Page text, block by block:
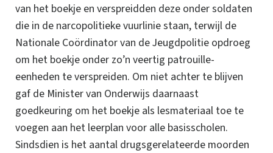
van het boekje en verspreidden deze onder soldaten
die in de narcopolitieke vuurlinie staan, terwijl de
Nationale Coördinator van de Jeugdpolitie opdroeg
om het boekje onder zo’n veertig patrouille-
eenheden te verspreiden. Om niet achter te blijven
gaf de Minister van Onderwijs daarnaast
goedkeuring om het boekje als lesmateriaal toe te
voegen aan het leerplan voor alle basisscholen.
Sindsdien is het aantal drugsgerelateerde moorden